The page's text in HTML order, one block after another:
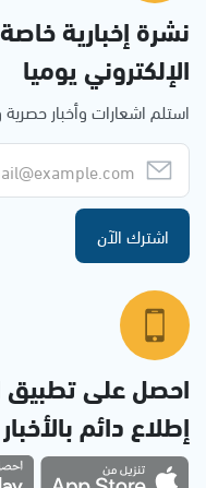
نشرة إخبارية
الإلكتروني يوميا
استلم اشعارات وأخبار
اشترك الآن
احصل على
إطلاع دائم